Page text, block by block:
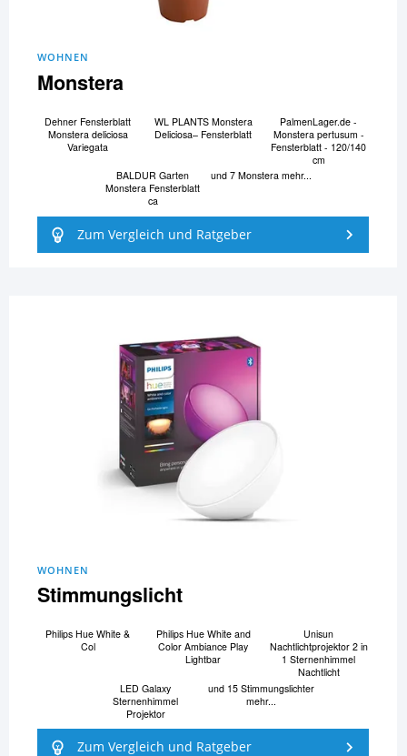
WOHNEN
Monstera
Dehner Fensterblatt
Monstera deliciosa
Variegata
WL PLANTS Monstera
Deliciosa– Fensterblatt
PalmenLager.de -
Monstera pertusum -
Fensterblatt - 120/140
cm
BALDUR Garten
Monstera Fensterblatt
ca
und 7 Monstera mehr...
Zum Vergleich und Ratgeber
WOHNEN
Stimmungslicht
Philips Hue White &
Col
Philips Hue White and
Color Ambiance Play
Lightbar
Unisun
Nachtlichtprojektor 2 in
1 Sternenhimmel
Nachtlicht
LED Galaxy
Sternenhimmel
Projektor
und 15 Stimmungslichter
mehr...
Zum Vergleich und Ratgeber